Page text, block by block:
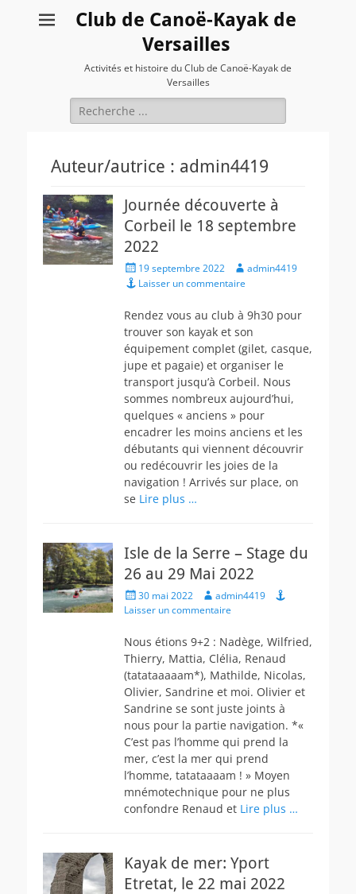
Club de Canoë-Kayak de
Versailles
Activités et histoire du Club de Canoë-Kayak de
Versailles
Rechercher :
Auteur/autrice : admin4419
Journée découverte à
Corbeil le 18 septembre
2022
Posted
on
19 septembre 2022 Author
admin4419
Laisser un commentaire
Rendez vous au club à 9h30 pour
trouver son kayak et son
équipement complet (gilet, casque,
jupe et pagaie) et organiser le
transport jusqu’à Corbeil. Nous
sommes nombreux aujourd’hui,
quelques « anciens » pour
encadrer les moins anciens et les
débutants qui viennent découvrir
ou redécouvrir les joies de la
navigation ! Arrivés sur place, on
se Lire plus …
Isle de la Serre – Stage du
26 au 29 Mai 2022
Posted
on
30 mai 2022 Author
admin4419
Laisser un commentaire
Nous étions 9+2 : Nadège, Wilfried,
Thierry, Mattia, Clélia, Renaud
(tatataaaaam*), Mathilde, Nicolas,
Olivier, Sandrine et moi. Olivier et
Sandrine se sont juste joints à
nous pour la partie navigation. *«
C’est pas l’homme qui prend la
mer, c’est la mer qui prend
l’homme, tatataaaam ! » Moyen
mnémotechnique pour ne plus
confondre Renaud et Lire plus …
Kayak de mer: Yport
Etretat, le 22 mai 2022